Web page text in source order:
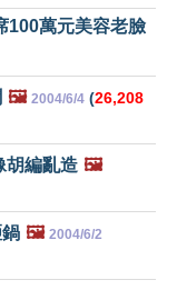
100萬元美容老臉
🖼️ 2004/6/4 (26,208
胡編亂造 🖼️
🖼️ 2004/6/2